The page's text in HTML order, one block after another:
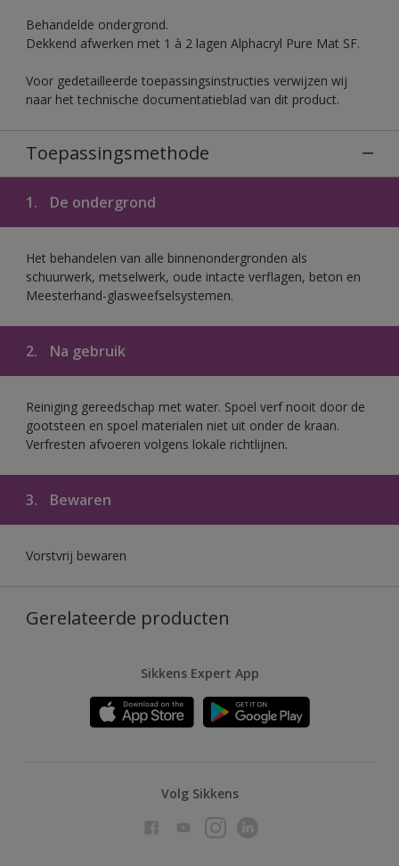
Behandelde ondergrond.
Dekkend afwerken met 1 à 2 lagen Alphacryl Pure Mat SF.
Voor gedetailleerde toepassingsinstructies verwijzen wij
naar het technische documentatieblad van dit product.
Toepassingsmethode
1. De ondergrond
Het behandelen van alle binnenondergronden als
schuurwerk, metselwerk, oude intacte verflagen, beton en
Meesterhand-glasweefselsystemen.
2. Na gebruik
Reiniging gereedschap met water. Spoel verf nooit door de
gootsteen en spoel materialen niet uit onder de kraan.
Verfresten afvoeren volgens lokale richtlijnen.
3. Bewaren
Vorstvrij bewaren
Gerelateerde producten
Sikkens Expert App
Volg Sikkens